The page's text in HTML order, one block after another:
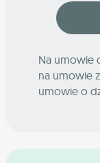
Na umowie
na umowie
umowie o